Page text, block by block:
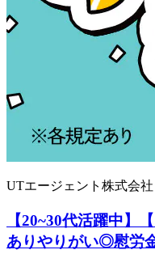
UTエージェント株式会社
【20~30代活躍中】
ありやりがい◎慰労